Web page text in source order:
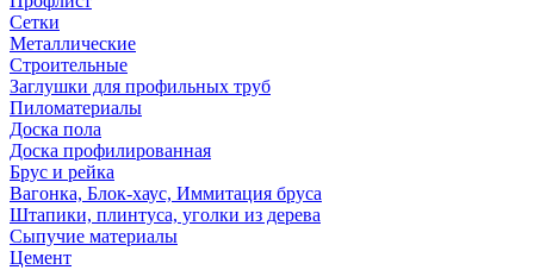
Сетки
Металлические
Строительные
Заглушки для профильных труб
Пиломатериалы
Доска пола
Доска профилированная
Брус и рейка
Вагонка, Блок-хаус, Иммитация бруса
Штапики, плинтуса, уголки из дерева
Сыпучие материалы
Цемент